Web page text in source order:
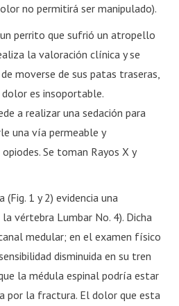
no permitirá ser manipulado).
perrito que sufrió un atropello
la valoración clínica y se
moverse de sus patas traseras,
es insoportable.
a realizar una sedación para
una vía permeable y
Se toman Rayos X y
1 y 2) evidencia una
vértebra Lumbar No. 4). Dicha
medular; en el examen físico
disminuida en su tren
la médula espinal podría estar
por la fractura. El dolor que esta